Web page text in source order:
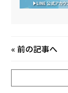
«前の記事へ